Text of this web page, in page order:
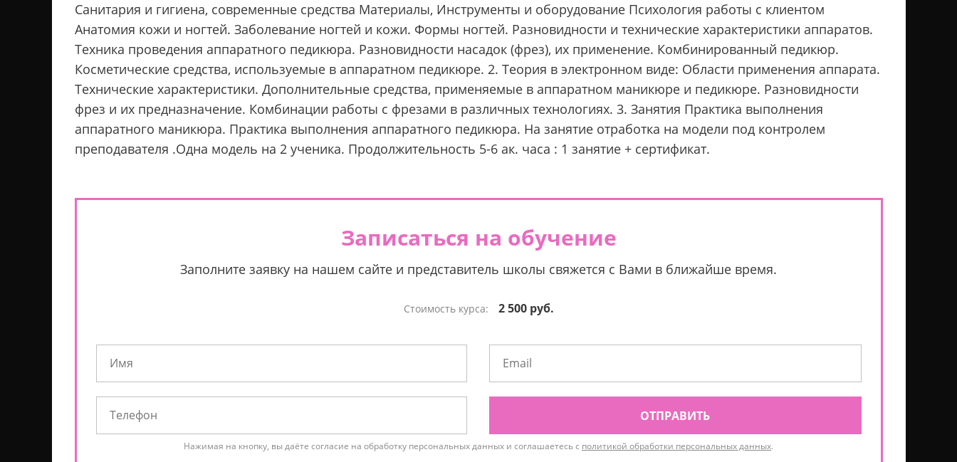
Санитария и гигиена, современные средства Материалы, Инструменты и оборудование Психология работы с клиентом
Анатомия кожи и ногтей. Заболевание ногтей и кожи. Формы ногтей. Разновидности и технические характеристики аппаратов.
Техника проведения аппаратного педикюра. Разновидности насадок (фрез), их применение. Комбинированный педикюр.
Косметические средства, используемые в аппаратном педикюре. 2. Теория в электронном виде: Области применения аппарата.
Технические характеристики. Дополнительные средства, применяемые в аппаратном маникюре и педикюре. Разновидности
фрез и их предназначение. Комбинации работы с фрезами в различных технологиях. 3. Занятия Практика выполнения
аппаратного маникюра. Практика выполнения аппаратного педикюра. На занятие отработка на модели под контролем
преподавателя .Одна модель на 2 ученика. Продолжительность 5-6 ак. часа : 1 занятие + сертификат.
Записаться на обучение
Заполните заявку на нашем сайте и представитель школы свяжется с Вами в ближайше время.
Стоимость курса: 2 500 руб.
ОТПРАВИТЬ
Нажимая на кнопку, вы даёте согласие на обработку персональных данных и соглашаетесь с политикой обработки персональных данных.